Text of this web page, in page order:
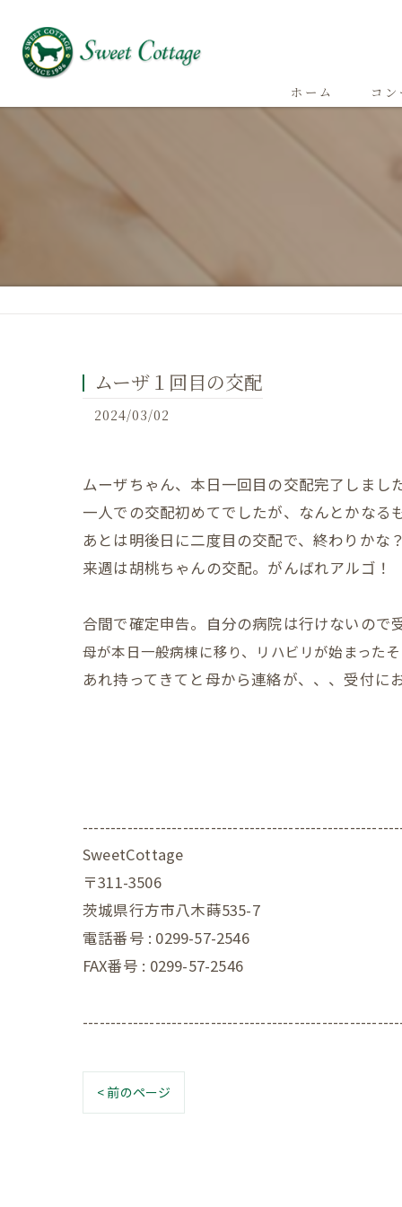
ホーム コ
ムーザ１回目の交配
2024/03/02
ムーザちゃん、本日一回目の交配完了しまし
一人での交配初めてでしたが、なんとかなる
あとは明後日に二度目の交配で、終わりかな
来週は胡桃ちゃんの交配。がんばれアルゴ！
合間で確定申告。自分の病院は行けないの
母が本日一般病棟に移り、リハビリが始まった
あれ持ってきてと母から連絡が、、、受付
SweetCottage
〒311-3506
茨城県行方市八木蒔535-7
電話番号 : 0299-57-2546
FAX番号 : 0299-57-2546
< 前のページ